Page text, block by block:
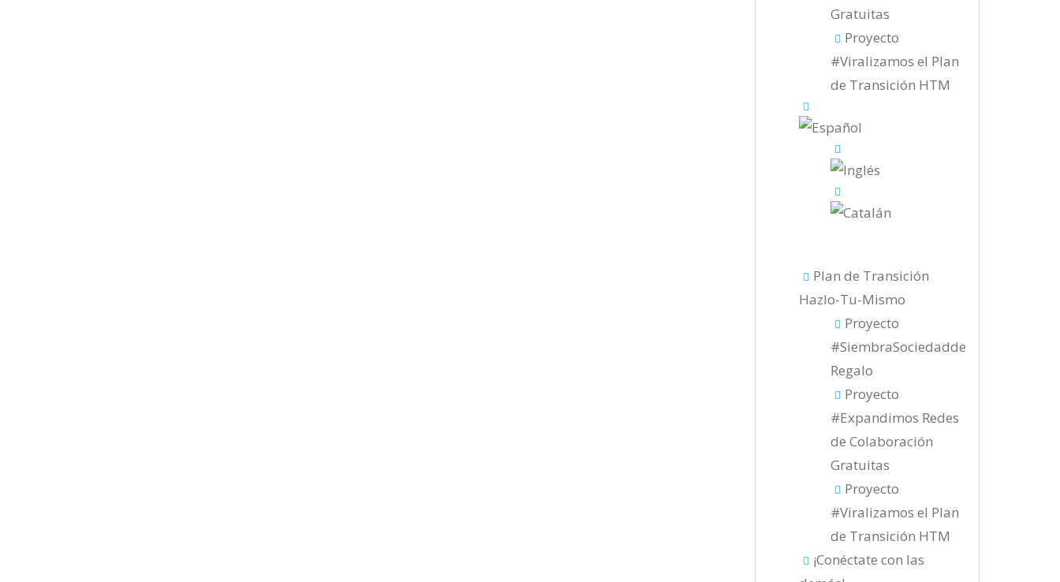
Gratuitas
Proyecto
#Viralizamos el Plan
de Transición HTM
Plan de Transición
Hazlo-Tu-Mismo
Proyecto
#SiembraSociedadde
Regalo
Proyecto
#Expandimos Redes
de Colaboración
Gratuitas
Proyecto
#Viralizamos el Plan
de Transición HTM
¡Conéctate con las